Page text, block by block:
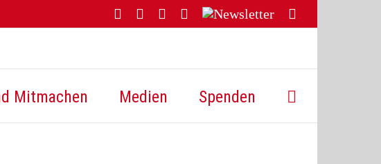
FacebookYouTubeInstagram
Threads
Newsletter
Mail
Mitmachen Medien Spenden